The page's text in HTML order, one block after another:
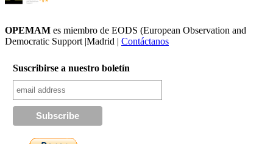
OPEMAM es miembro de EODS (European Observation and
Democratic Support |Madrid | Contáctanos
Suscribirse a nuestro boletín